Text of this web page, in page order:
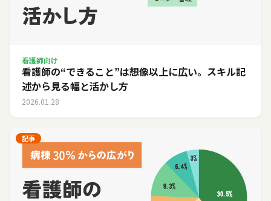
看護師向け
看護師の“できること”は想像以上に広い。スキル記
述から見る幅と活かし方
2026.01.28
記事